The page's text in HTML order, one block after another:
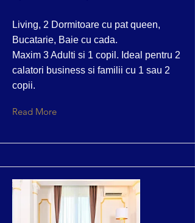
Living, 2 Dormitoare cu pat queen,
Bucatarie, Baie cu cada.
Maxim 3 Adulti si 1 copil. Ideal pentru 2
calatori business si familii cu 1 sau 2
copii.
Read More